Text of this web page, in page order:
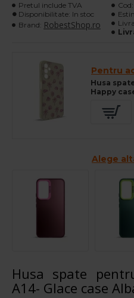
Pretul include TVA
Disponibilitate: In stoc
Brand: RobestShop.ro
Cod:
Pentru
Husa
Happy
Alege
Husa spate
A14- Glace case